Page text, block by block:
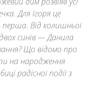
Для Ігоря це
Від колишньої
синів — Данила
Що відомо про
на народження
радісної події з